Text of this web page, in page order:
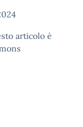
articolo è